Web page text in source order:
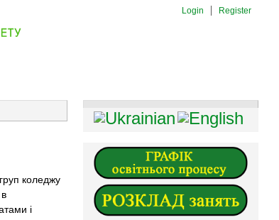
Login Register
коледжу
і